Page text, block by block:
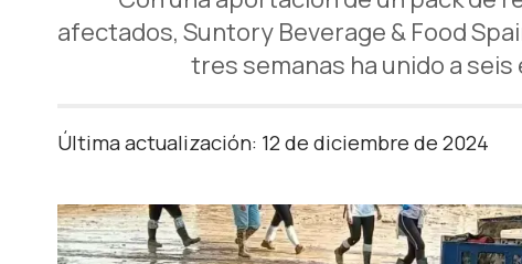
afectados, Suntory Beverage & Food
tres semanas ha unido a
Última actualización: 12 de diciembre de 2024